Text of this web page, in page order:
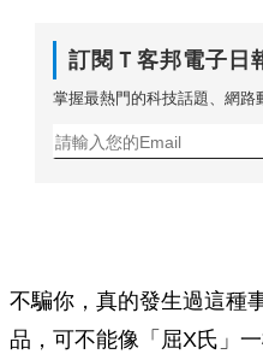
訂閱Ｔ客邦電子日
掌握最熱門的科技話題、網路
不騙你，真的發生過這種
品，可不能像「屈X氏」